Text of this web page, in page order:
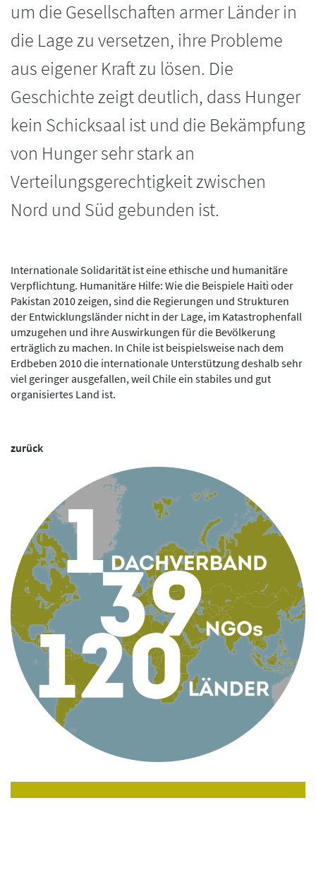
um die Gesellschaften armer Länder in
die Lage zu versetzen, ihre Probleme
aus eigener Kraft zu lösen. Die
Geschichte zeigt deutlich, dass Hunger
kein Schicksaal ist und die Bekämpfung
von Hunger sehr stark an
Verteilungsgerechtigkeit zwischen
Nord und Süd gebunden ist.
Internationale Solidarität ist eine ethische und humanitäre
Verpflichtung. Humanitäre Hilfe: Wie die Beispiele Haiti oder
Pakistan 2010 zeigen, sind die Regierungen und Strukturen
der Entwicklungsländer nicht in der Lage, im Katastrophenfall
umzugehen und ihre Auswirkungen für die Bevölkerung
erträglich zu machen. In Chile ist beispielsweise nach dem
Erdbeben 2010 die internationale Unterstützung deshalb sehr
viel geringer ausgefallen, weil Chile ein stabiles und gut
organisiertes Land ist.
zurück